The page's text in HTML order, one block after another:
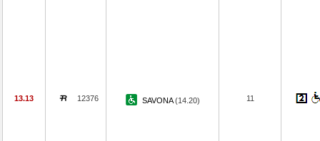
13.13 12376 SAVONA(14.20) 11